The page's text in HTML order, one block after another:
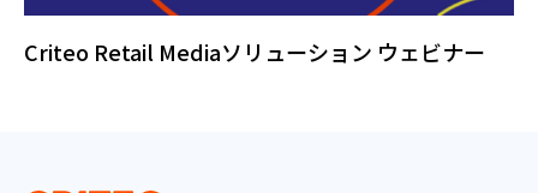
Criteo Retail Mediaソリューション ウェビナー